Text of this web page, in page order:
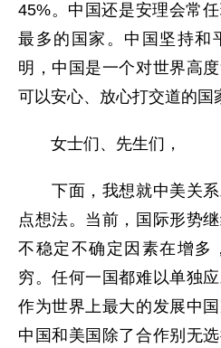
45%。中国还是安理会常
最多的国家。中国坚持和
明，中国是一个对世界高
可以安心、放心打交道的国
女士们、先生们，
下面，我想就中美关系
点想法。当前，国际形势
不稳定不确定因素在增多
穷。任何一国都难以单独
作为世界上最大的发展中
中国和美国除了合作别无